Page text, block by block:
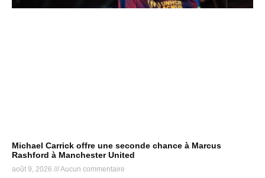
Michael Carrick offre une seconde chance à Marcus
Rashford à Manchester United
août 9, 2026 Aucun commentaire